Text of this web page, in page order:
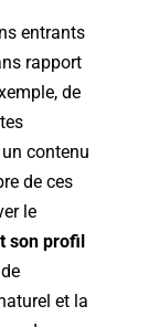
entrants
rapport
de
contenu
de ces
le
son profil
et la